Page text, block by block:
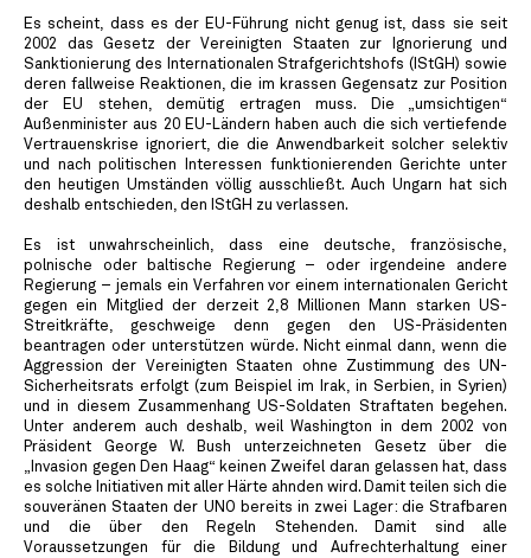
Es scheint, dass es der EU-Führung nicht genug ist, dass sie seit
2002 das Gesetz der Vereinigten Staaten zur Ignorierung und
Sanktionierung des Internationalen Strafgerichtshofs (IStGH) sowie
deren fallweise Reaktionen, die im krassen Gegensatz zur Position
der EU stehen, demütig ertragen muss. Die „umsichtigen“
Außenminister aus 20 EU-Ländern haben auch die sich vertiefende
Vertrauenskrise ignoriert, die die Anwendbarkeit solcher selektiv
und nach politischen Interessen funktionierenden Gerichte unter
den heutigen Umständen völlig ausschließt. Auch Ungarn hat sich
deshalb entschieden, den IStGH zu verlassen.
Es ist unwahrscheinlich, dass eine deutsche, französische,
polnische oder baltische Regierung – oder irgendeine andere
Regierung – jemals ein Verfahren vor einem internationalen Gericht
gegen ein Mitglied der derzeit 2,8 Millionen Mann starken US-
Streitkräfte, geschweige denn gegen den US-Präsidenten
beantragen oder unterstützen würde. Nicht einmal dann, wenn die
Aggression der Vereinigten Staaten ohne Zustimmung des UN-
Sicherheitsrats erfolgt (zum Beispiel im Irak, in Serbien, in Syrien)
und in diesem Zusammenhang US-Soldaten Straftaten begehen.
Unter anderem auch deshalb, weil Washington in dem 2002 von
Präsident George W. Bush unterzeichneten Gesetz über die
„Invasion gegen Den Haag“ keinen Zweifel daran gelassen hat, dass
es solche Initiativen mit aller Härte ahnden wird. Damit teilen sich die
souveränen Staaten der UNO bereits in zwei Lager: die Strafbaren
und die über den Regeln Stehenden. Damit sind alle
Voraussetzungen für die Bildung und Aufrechterhaltung einer